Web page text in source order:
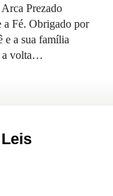
Prezado
Fé. Obrigado por
e a sua família
a volta…